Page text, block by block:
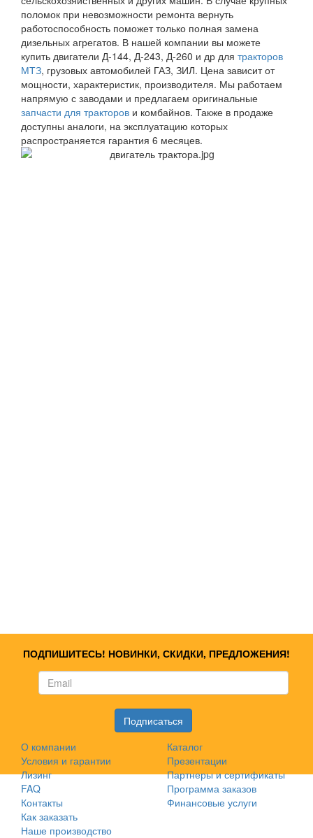
поломок при невозможности ремонта вернуть
работоспособность поможет только полная замена
дизельных агрегатов. В нашей компании вы можете
купить двигатели Д-144, Д-243, Д-260 и др для тракторов
МТЗ, грузовых автомобилей ГАЗ, ЗИЛ. Цена зависит от
мощности, характеристик, производителя. Мы работаем
напрямую с заводами и предлагаем оригинальные
запчасти для тракторов и комбайнов. Также в продаже
доступны аналоги, на эксплуатацию которых
распространяется гарантия 6 месяцев.
ПОДПИШИТЕСЬ! НОВИНКИ, СКИДКИ, ПРЕДЛОЖЕНИЯ!
О компании
Условия и гарантии
Лизинг
FAQ
Контакты
Как заказать
Наше производство
Каталог
Презентации
Партнеры и сертификаты
Программа заказов
Финансовые услуги